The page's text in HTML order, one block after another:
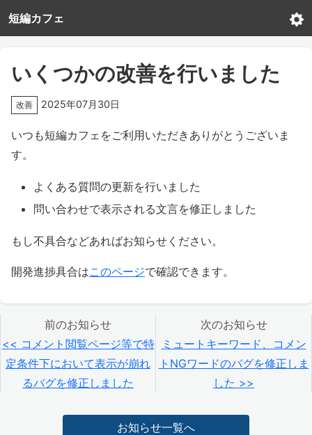
短編カフェ
いくつかの改善を行いました
改善 2025年07月30日
いつも短編カフェをご利用いただきありがとうございま
す。
よくある質問の更新を行いました
問い合わせで表示される文言を修正しました
もし不具合などあればお知らせください。
開発進捗具合はこのページで確認できます。
前のお知らせ
<< コメント閲覧ページ等で特
定条件下において表示が崩れ
るバグを修正しました
次のお知らせ
ミュートキーワード、コメン
トNGワードのバグを修正しま
した >>
お知らせ一覧へ